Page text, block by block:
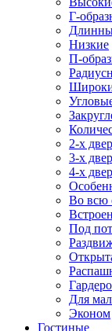
Г-
Низкие
П-
2-х
3-х
4-х
Во всю
Под
Для
Эконом
Гостиные